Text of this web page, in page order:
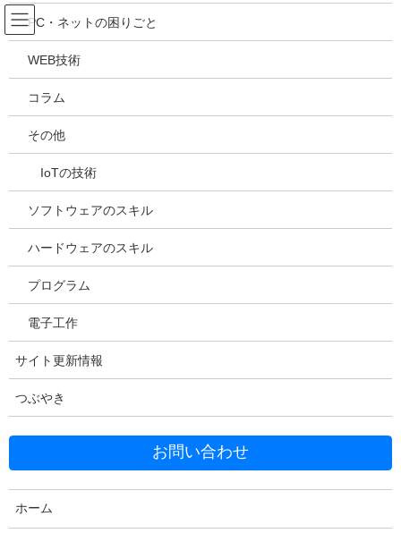
コ
ン
テ
ツ
ス
ッ
ナ
ビ
ゲ
シ
ン
移
吉川万能ＩＴ研究所
メディア
HOME
2021年5月7日 / 最終更新日時 :
20210507113324
PC・ネットの困りごと
WEB技術
コラム
その他
IoTの技術
ソフトウェアのスキル
ハードウェアのスキル
プログラム
電子工作
サイト更新情報
つぶやき
お問い合わせ
ホーム